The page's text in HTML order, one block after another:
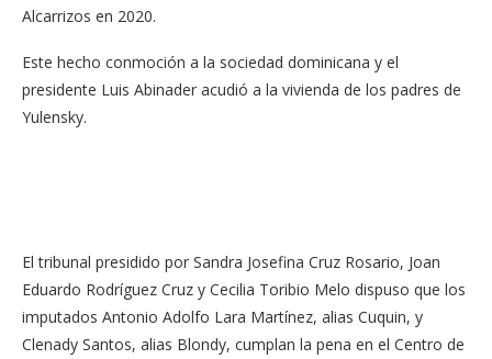
Alcarrizos en 2020.
Este hecho conmoción a la sociedad dominicana y el
presidente Luis Abinader acudió a la vivienda de los padres de
Yulensky.
El tribunal presidido por Sandra Josefina Cruz Rosario, Joan
Eduardo Rodríguez Cruz y Cecilia Toribio Melo dispuso que los
imputados Antonio Adolfo Lara Martínez, alias Cuquin, y
Clenady Santos, alias Blondy, cumplan la pena en el Centro de